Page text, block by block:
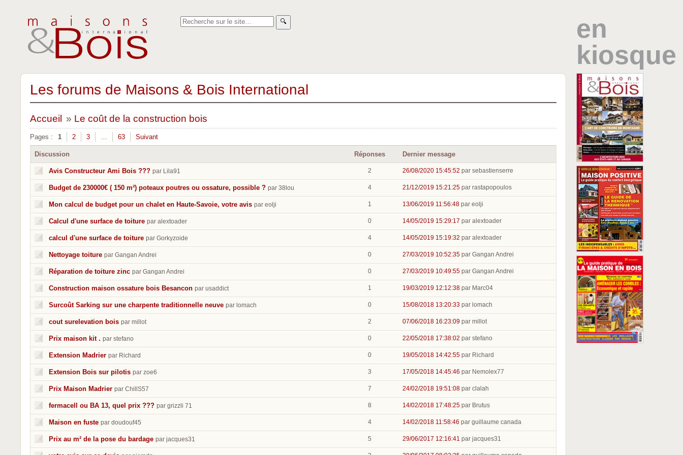
🔍︎
en
kiosque
Les forums de Maisons & Bois International
Accueil » Le coût de la construction bois
Pages : 1 2 3 … 63 Suivant
Discussion Réponses Dernier message
Avis Constructeur Ami Bois ??? par Lila91 2 26/08/2020 15:45:52 par sebastienserre
Budget de 230000€ ( 150 m²) poteaux poutres ou ossature, possible ? par 38lou 4 21/12/2019 15:21:25 par rastapopoulos
Mon calcul de budget pour un chalet en Haute-Savoie, votre avis par eolji 1 13/06/2019 11:56:48 par eolji
Calcul d'une surface de toiture par alextoader 0 14/05/2019 15:29:17 par alextoader
calcul d'une surface de toiture par Gorkyzoide 4 14/05/2019 15:19:32 par alextoader
Nettoyage toiture par Gangan Andrei 0 27/03/2019 10:52:35 par Gangan Andrei
Réparation de toiture zinc par Gangan Andrei 0 27/03/2019 10:49:55 par Gangan Andrei
Construction maison ossature bois Besancon par usaddict 1 19/03/2019 12:12:38 par Marc04
Surcoût Sarking sur une charpente traditionnelle neuve par lomach 0 15/08/2018 13:20:33 par lomach
cout surelevation bois par millot 2 07/06/2018 16:23:09 par millot
Prix maison kit . par stefano 0 22/05/2018 17:38:02 par stefano
Extension Madrier par Richard 0 19/05/2018 14:42:55 par Richard
Extension Bois sur pilotis par zoe6 3 17/05/2018 14:45:46 par Nemolex77
Prix Maison Madrier par ChillS57 7 24/02/2018 19:51:08 par clalah
fermacell ou BA 13, quel prix ??? par grizzli 71 8 14/02/2018 17:48:25 par Brutus
Maison en fuste par doudouf45 4 14/02/2018 11:58:46 par guillaume canada
Prix au m² de la pose du bardage par jacques31 5 29/06/2017 12:16:41 par jacques31